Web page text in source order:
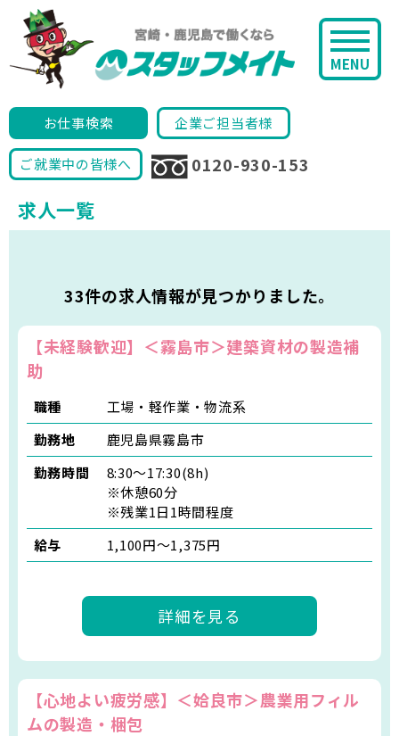
お仕事検索 企業ご担当者様
ご就業中の皆様へ 0120-930-153
MENU
求人一覧
33件の求人情報が見つかりました。
【未経験歓迎】＜霧島市＞建築資材の製造補
助
職種
工場・軽作業・物流系
勤務地
鹿児島県霧島市
勤務時間
8:30〜17:30(8h)
※休憩60分
※残業1日1時間程度
給与
1,100円～1,375円
詳細を見る
【心地よい疲労感】＜姶良市＞農業用フィル
ムの製造・梱包